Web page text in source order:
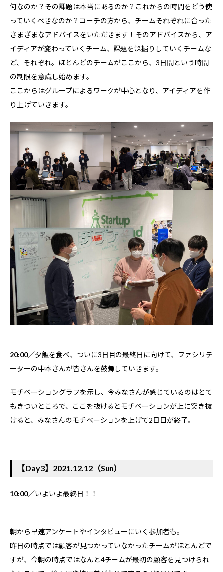
何なのか？その課題は本当にあるのか？これからの時間をどう使
っていくべきなのか？コーチの方から、チームそれぞれに合った
さまざまなアドバイスをいただきます！そのアドバイスから、ア
イディアが変わっていくチーム、課題を深掘りしていくチームな
ど、それぞれ。ほとんどのチームがここから、3日間という時間
の制限を意識し始めます。
ここからはグループによるワークが中心となり、アイディアを作
り上げていきます。
20:00／夕飯を食べ、ついに3日目の最終日に向けて、ファシリテ
ーターの中本さんが皆さんを鼓舞していきます。
モチベーショングラフを示し、今みなさんが感じているのはとて
もきついところで、ここを抜けるとモチベーションが上に突き抜
けると、みなさんのモチベーションを上げて2日目が終了。
【Day3】2021.12.12（Sun）
10:00／いよいよ最終日！！
朝から早速アンケートやインタビューにいく参加者も。
昨日の時点では顧客が見つかっていなかったチームがほとんどで
すが、今朝の時点ではなんと4チームが最初の顧客を見つけられ